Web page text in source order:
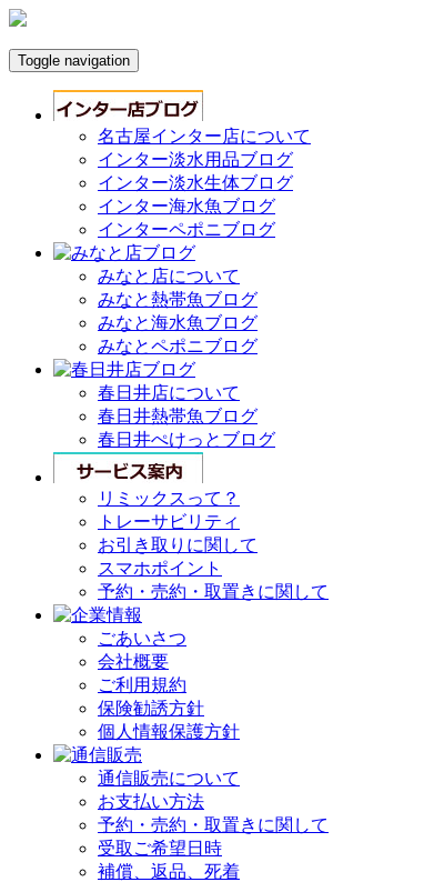
Toggle navigation
名古屋インター店について
インター淡水用品ブログ
インター淡水生体ブログ
インター海水魚ブログ
インターペポニブログ
みなと店について
みなと熱帯魚ブログ
みなと海水魚ブログ
みなとペポニブログ
春日井店について
春日井熱帯魚ブログ
春日井ぺけっとブログ
リミックスって？
トレーサビリティ
お引き取りに関して
スマホポイント
予約・売約・取置きに関して
ごあいさつ
会社概要
ご利用規約
保険勧誘方針
個人情報保護方針
通信販売について
お支払い方法
予約・売約・取置きに関して
受取ご希望日時
補償、返品、死着